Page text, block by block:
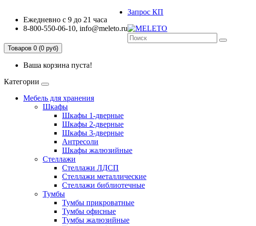
Ежедневно с 9 до 21 часа
8-800-550-06-10, info@meleto.ru
Запрос КП
Товаров 0 (0 pуб)
Ваша корзина пуста!
Категории
Мебель для хранения
Шкафы
Шкафы 1-дверные
Шкафы 2-дверные
Шкафы 3-дверные
Антресоли
Шкафы жалюзийные
Стеллажи
Стеллажи ЛДСП
Стеллажи металлические
Стеллажи библиотечные
Тумбы
Тумбы прикроватные
Тумбы офисные
Тумбы жалюзийные